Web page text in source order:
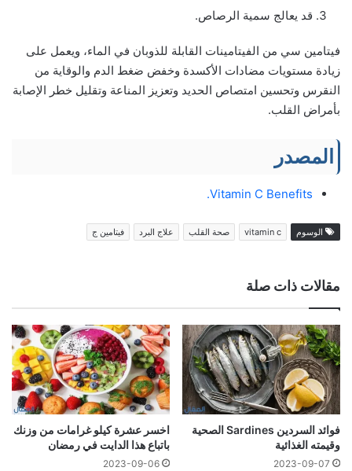
قد يعالج سمية الرصاص.
فيتامين سي من الفيتامينات القابلة للذوبان في الماء، ويعمل على
زيادة مستويات مضادات الأكسدة وخفض ضغط الدم والوقاية من
النقرس وتحسين امتصاص الحديد وتعزيز المناعة وتقليل خطر الإصابة
بأمراض القلب.
المصدر
Vitamin C Benefits.
الوسوم vitamin c صحة القلب علاج البرد فيتامين ج
مقالات ذات صلة
فوائد السردين Sardines الصحية
وقيمته الغذائية
2023-09-07
اخسر عشرة كيلو غرامات من وزنك
باتباع هذا الدايت في رمضان
2023-09-06